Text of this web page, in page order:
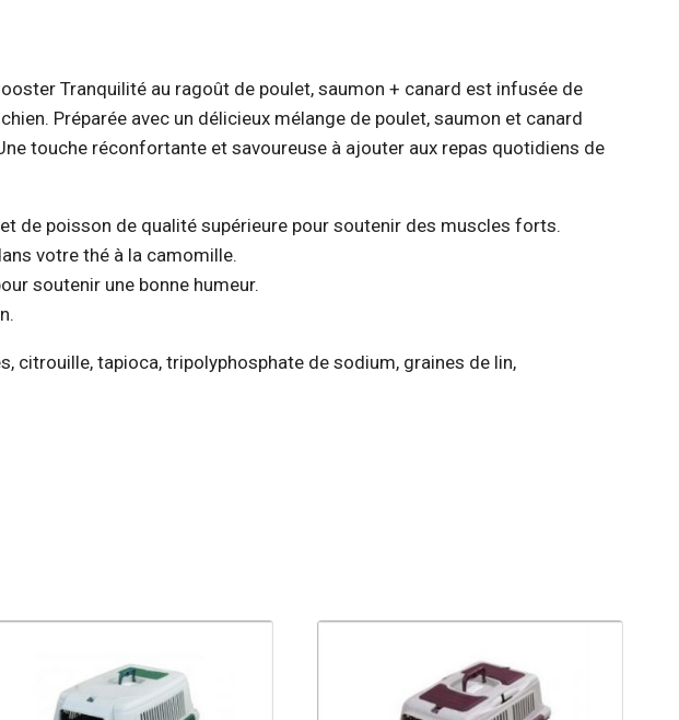
Tranquilité au ragoût de poulet, saumon + canard est infusée de
Préparée avec un délicieux mélange de poulet, saumon et canard
touche réconfortante et savoureuse à ajouter aux repas quotidiens de
de poisson de qualité supérieure pour soutenir des muscles forts.
votre thé à la camomille.
soutenir une bonne humeur.
citrouille, tapioca, tripolyphosphate de sodium, graines de lin,